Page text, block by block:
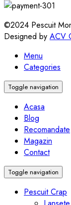
©2024 Pescuit
Designed by ACV
Menu
Categories
Toggle navigation
Acasa
Blog
Recomandate
Magazin
Contact
Toggle navigation
Pescuit Crap